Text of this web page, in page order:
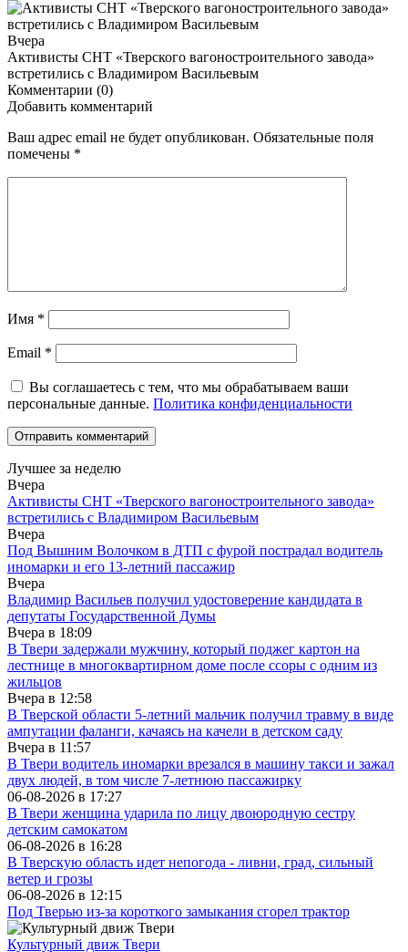
Вчера
Активисты СНТ «Тверского вагоностроительного завода»
встретились с Владимиром Васильевым
Комментарии (0)
Добавить комментарий
Ваш адрес email не будет опубликован. Обязательные поля
помечены *
Имя *
Email *
Вы соглашаетесь с тем, что мы обрабатываем ваши
персональные данные. Политика конфиденциальности
Лучшее за неделю
Вчера
Активисты СНТ «Тверского вагоностроительного завода»
встретились с Владимиром Васильевым
Вчера
Под Вышним Волочком в ДТП с фурой пострадал водитель
иномарки и его 13-летний пассажир
Вчера
Владимир Васильев получил удостоверение кандидата в
депутаты Государственной Думы
Вчера в 18:09
В Твери задержали мужчину, который поджег картон на
лестнице в многоквартирном доме после ссоры с одним из
жильцов
Вчера в 12:58
В Тверской области 5-летний мальчик получил травму в виде
ампутации фаланги, качаясь на качели в детском саду
Вчера в 11:57
В Твери водитель иномарки врезался в машину такси и зажал
двух людей, в том числе 7-летнюю пассажирку
06-08-2026 в 17:27
В Твери женщина ударила по лицу двоюродную сестру
детским самокатом
06-08-2026 в 16:28
В Тверскую область идет непогода - ливни, град, сильный
ветер и грозы
06-08-2026 в 12:15
Под Тверью из-за короткого замыкания сгорел трактор
Культурный движ Твери